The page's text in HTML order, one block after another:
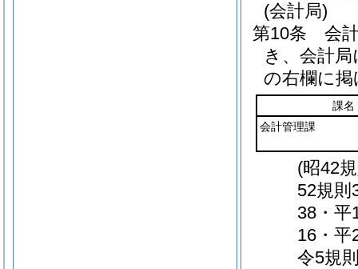
(会計局)
第10条
会
き、会計局
の右欄に
課名
会計管理課
(昭42
52規則
38・平
16・平
令5規